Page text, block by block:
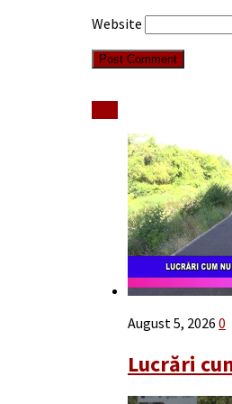
Website
August 5, 2026 0
Lucrări